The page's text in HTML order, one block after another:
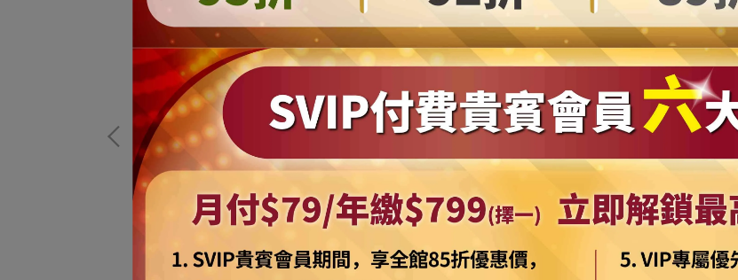
【摩達客寵物系列】寵物大狗小狗透氣防水
士奇(YMP80617003)
NT$699
【摩達客寵物系列】(預購)汽車後座寵物車墊
美防水防污耐抓 狗墊 黃金拉拉哈士奇狼犬
(YMP81117001a)
NT$999